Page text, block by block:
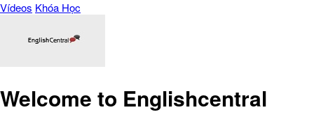
Vídeos Khóa Học
Welcome to Englishcentral